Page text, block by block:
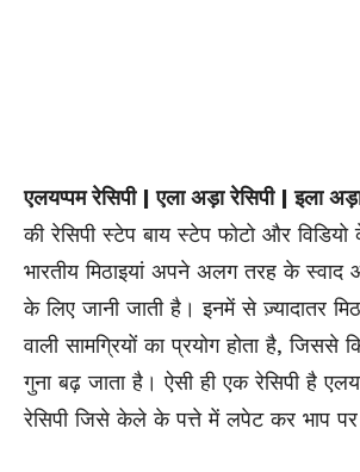
एलयप्पम रेसिपी | एला अड़ा रेसिपी | इला
की रेसिपी स्टेप बाय स्टेप फोटो और
भारतीय मिठाइयां अपने अलग तरह के
के लिए जानी जाती है। इनमें से ज़्यादातर
वाली सामग्रियों का प्रयोग होता है, जिससे
गुना बढ़ जाता है। ऐसी ही एक रेसिपी है
रेसिपी जिसे केले के पत्ते में लपेट कर भाप पर